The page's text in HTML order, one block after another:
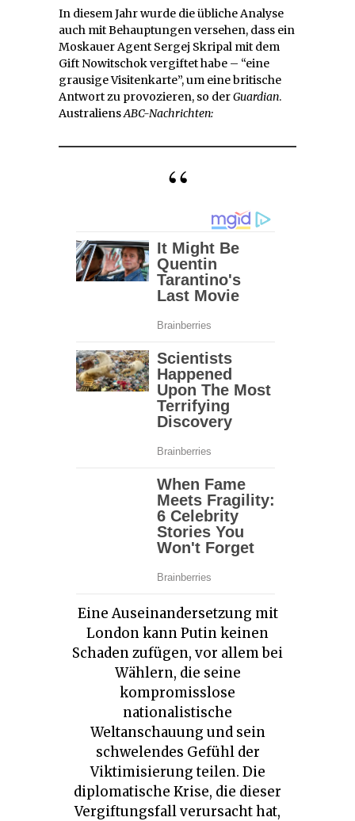
In diesem Jahr wurde die übliche Analyse
auch mit Behauptungen versehen, dass ein
Moskauer Agent Sergej Skripal mit dem
Gift Nowitschok vergiftet habe – “eine
grausige Visitenkarte”, um eine britische
Antwort zu provozieren, so derGuardian.
AustraliensABC-Nachrichten:
Eine Auseinandersetzung mit
London kann Putin keinen
Schaden zufügen, vor allem bei
Wählern, die seine
kompromisslose
nationalistische
Weltanschauung und sein
schwelendes Gefühl der
Viktimisierung teilen. Die
diplomatische Krise, die dieser
Vergiftungsfall verursacht hat,